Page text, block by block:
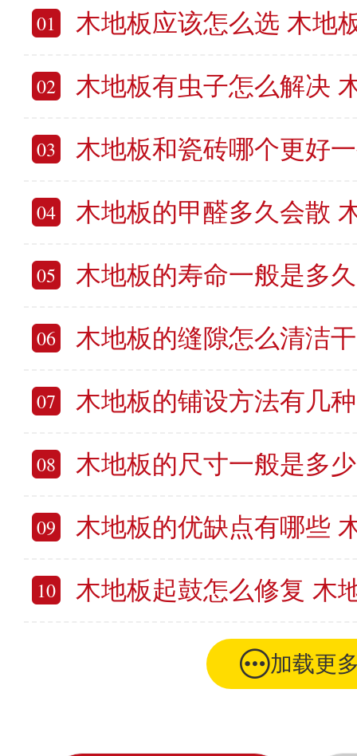
01 木地板应该怎么选 木地
02 木地板有虫子怎么解决 木地
03 木地板和瓷砖哪个更好一些 木地
04 木地板的甲醛多久会散 木
05 木地板的寿命一般是多久
06 木地板的缝隙怎么清洁干净 木地
07 木地板的铺设方法有几
08 木地板的尺寸一般是多少
09 木地板的优缺点有哪些
10 木地板起鼓怎么修复 木
加载更